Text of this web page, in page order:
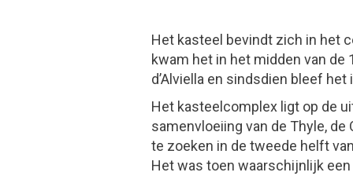
Het kasteel bevindt zich in het
kwam het in het midden van de
d’Alviella en sindsdien bleef
Het kasteelcomplex ligt op de
samenvloeiing van de Thyle,
te zoeken in de tweede helft
Het was toen waarschijnlijk